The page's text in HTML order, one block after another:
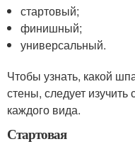
стартовый;
финишный;
универсальный.
Чтобы узнать, какой
стены, следует
каждого вида.
Стартовая